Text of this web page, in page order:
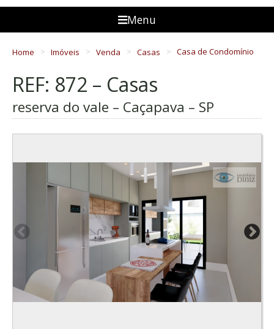
Menu
Home Imóveis Venda Casas Casa de Condomínio
REF: 872 – Casas
reserva do vale – Caçapava – SP